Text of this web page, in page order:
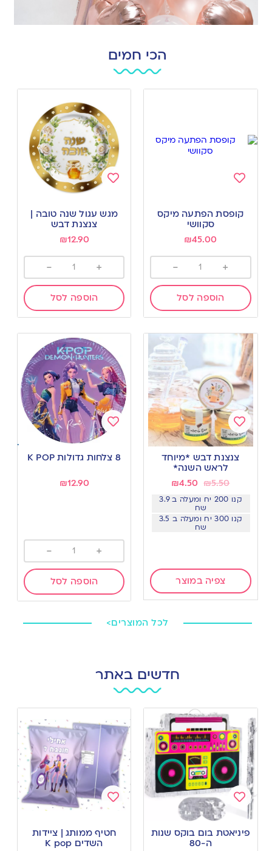
הכי חמים
to
wishlist
קופסת הפתעה מיקס
סקוושי
₪45.00
+
-
הוספה לסל
to
wishlist
מגש עגול שנה טובה |
צנצנת דבש
₪12.90
+
-
הוספה לסל
Add
wishlist
צנצנת דבש *מיוחד
לראש השנה*
₪5.50
₪4.50
קנו 200 יח ומעלה ב 3.9
שח
קנו 300 יח ומעלה ב 3.5
שח
צפיה במוצר
to
wishlist
8 צלחות גדולות K POP
₪12.90
+
-
הוספה לסל
לכל המוצרים>
חדשים באתר
Add
to
wishlist
פיניאטת בום בוקס שנות
ה-80
wishlist
חטיף ממותג | ציידות
השדים K pop